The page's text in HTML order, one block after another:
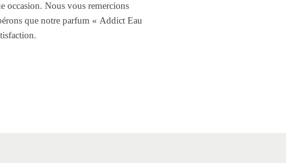
occasion. Nous vous remercions
que notre parfum « Addict Eau